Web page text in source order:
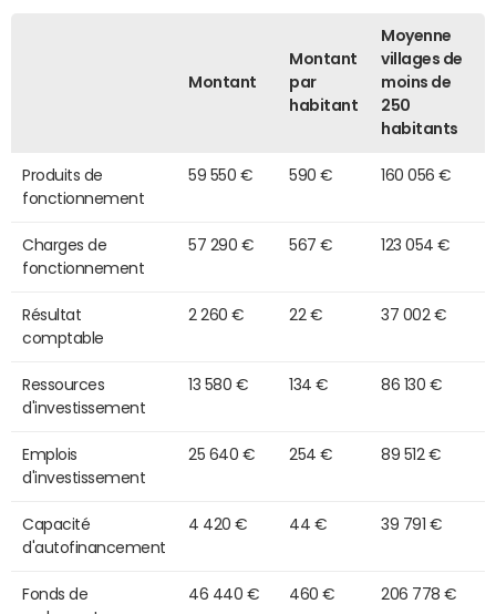
Montant
Montant
par
habitant
Moyenne
villages de
moins de
250
habitants
Produits de
fonctionnement
59 550 € 590 € 160 056 €
Charges de
fonctionnement
57 290 € 567 € 123 054 €
Résultat
comptable
2 260 € 22 € 37 002 €
Ressources
d'investissement
13 580 € 134 € 86 130 €
Emplois
d'investissement
25 640 € 254 € 89 512 €
Capacité
d'autofinancement
4 420 € 44 € 39 791 €
Fonds de
46 440 € 460 € 206 778 €